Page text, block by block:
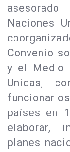
Naciones
Convenio
y el Medio
Unidas,
países en
elaborar,
planes